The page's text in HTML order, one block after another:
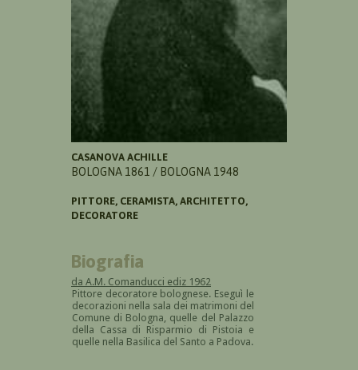
CASANOVA ACHILLE
BOLOGNA 1861 / BOLOGNA 1948
PITTORE, CERAMISTA, ARCHITETTO,
DECORATORE
Biografia
da A.M. Comanducci ediz 1962
Pittore decoratore bolognese. Eseguì le
decorazioni nella sala dei matrimoni del
Comune di Bologna, quelle del Palazzo
della Cassa di Risparmio di Pistoia e
quelle nella Basilica del Santo a Padova.